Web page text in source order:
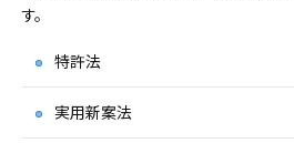
す。
特許法
実用新案法